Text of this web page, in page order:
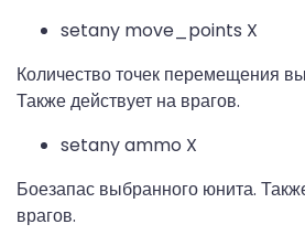
setany move_points X
Количество точек перемещения
Также действует на врагов.
setany ammo X
Боезапас выбранного юнита.
врагов.